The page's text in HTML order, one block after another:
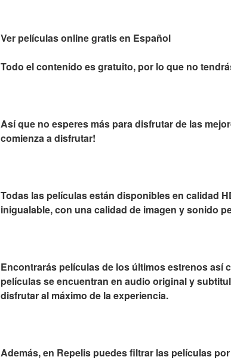
Ver películas online gratis en Español
Todo el contenido es gratuito, por lo que no
Así que no esperes más para disfrutar de las
comienza a disfrutar!
Todas las películas están disponibles en calidad
inigualable, con una calidad de imagen y sonido
Encontrarás películas de los últimos estrenos así
películas se encuentran en audio original y
disfrutar al máximo de la experiencia.
Además, en Repelis puedes filtrar las películas